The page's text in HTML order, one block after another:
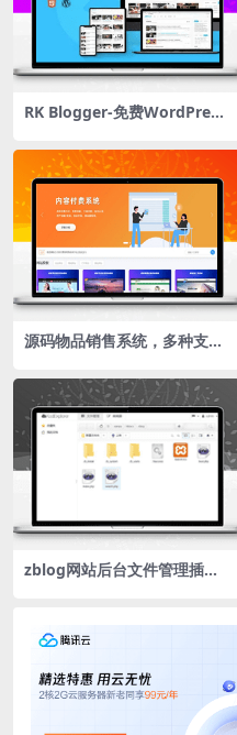
RK Blogger-免费WordPress
源码物品销售系统，多种支付
zblog网站后台文件管理插件K